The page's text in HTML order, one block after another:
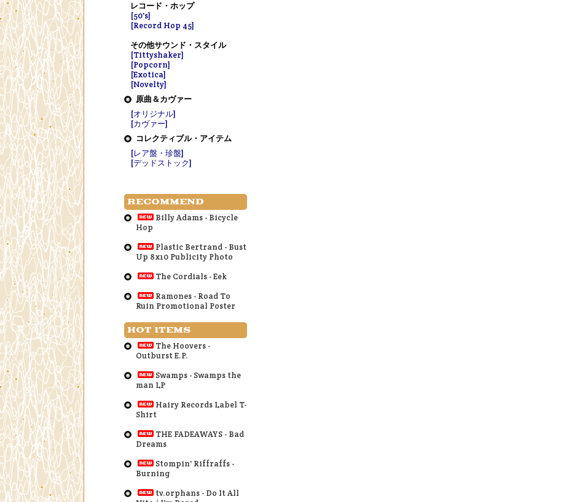
レコード・ホップ
[50's]
[Record Hop 45]
その他サウンド・スタイル
[Tittyshaker]
[Popcorn]
[Exotica]
[Novelty]
原曲＆カヴァー
[オリジナル]
[カヴァー]
コレクティブル・アイテム
[レア盤・珍盤]
[デッドストック]
RECOMMEND
Billy Adams - Bicycle
Hop
Plastic Bertrand - Bust
Up 8x10 Publicity Photo
The Cordials - Eek
Ramones - Road To
Ruin Promotional Poster
HOT ITEMS
The Hoovers -
Outburst E.P.
Swamps - Swamps the
man LP
Hairy Records Label T-
Shirt
THE FADEAWAYS - Bad
Dreams
Stompin' Riffraffs -
Burning
tv.orphans - Do It All